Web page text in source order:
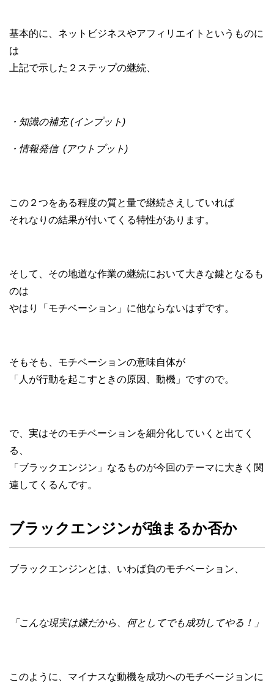
基本的に、ネットビジネスやアフィリエイトというものに
は
上記で示した２ステップの継続、
・知識の補充 (インプット)
・情報発信 (アウトプット)
この２つをある程度の質と量で継続さえしていれば
それなりの結果が付いてくる特性があります。
そして、その地道な作業の継続において大きな鍵となるも
のは
やはり「モチベーション」に他ならないはずです。
そもそも、モチベーションの意味自体が
「人が行動を起こすときの原因、動機」ですので。
で、実はそのモチベーションを細分化していくと出てく
る、
「ブラックエンジン」なるものが今回のテーマに大きく関
連してくるんです。
ブラックエンジンが強まるか否か
ブラックエンジンとは、いわば負のモチベーション、
「こんな現実は嫌だから、何としてでも成功してやる！」
このように、マイナスな動機を成功へのモチベージョンに